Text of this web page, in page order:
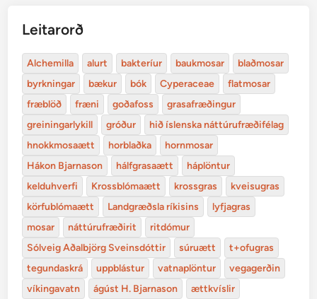
Leitarorð
Alchemilla alurt bakteríur baukmosar
blaðmosar
byrkningar
bækur bók Cyperaceae
flatmosar
fræblöð
fræni goðafoss
grasafræðingur
greiningarlykill
gróður
hið íslenska náttúrufræðifélag
hnokkmosaætt
horblaðka
hornmosar
Hákon Bjarnason
hálfgrasaætt
háplöntur
kelduhverfi
Krossblómaætt krossgras
kveisugras
körfublómaætt
Landgræðsla ríkisins
lyfjagras
mosar
náttúrufræðirit
ritdómur
Sólveig Aðalbjörg Sveinsdóttir
súruætt
t+ofugras
tegundaskrá
uppblástur vatnaplöntur
vegagerðin
víkingavatn
ágúst H. Bjarnason ættkvíslir